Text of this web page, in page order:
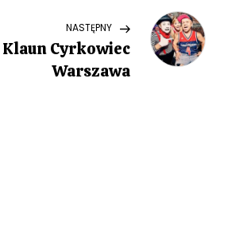
Post
NASTĘPNY
Cyrkowiec
Warszawa